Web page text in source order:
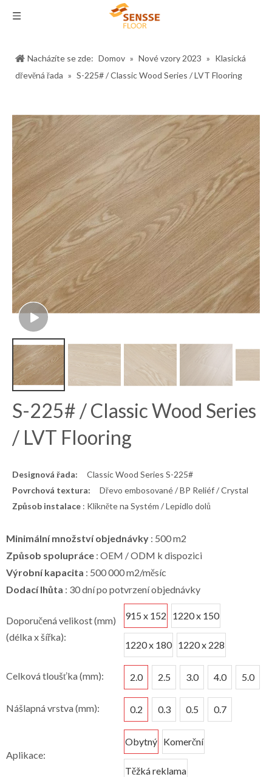
Nacházíte se zde: Domov » Nové vzory 2023 » Klasická
dřevěná řada » S-225# / Classic Wood Series / LVT Flooring
S-225# / Classic Wood Series
/ LVT Flooring
Designová řada:
Classic Wood Series S-225#
Povrchová textura:
Dřevo embosované / BP Reliéf / Crystal
Způsob instalace : Klikněte na Systém / Lepidlo dolů
Minimální množství objednávky : 500 m2
Způsob spolupráce : OEM / ODM k dispozici
Výrobní kapacita : 500 000 m2/měsíc
Dodací lhůta : 30 dní po potvrzení objednávky
Doporučená velikost (mm)
(délka x šířka):
915 x 152 1220 x 150
1220 x 180 1220 x 228
Celková tloušťka (mm): 2.0 2.5 3.0 4.0 5.0
Nášlapná vrstva (mm): 0.2 0.3 0.5 0.7
Aplikace:
Obytný Komerční
Těžká reklama